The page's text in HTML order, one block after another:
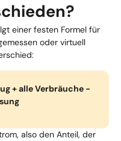
einer festen Formel für
oder virtuell
+ alle Verbräuche −
also den Anteil, der